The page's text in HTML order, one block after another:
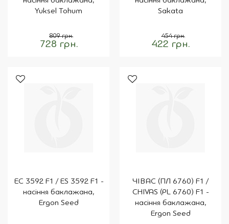
Yuksel Tohum
728 грн.
809 грн.
Sakata
422 грн.
454 грн.
ЕС 3592 F1 / ES 3592 F1 -
насіння баклажана,
Ergon Seed
ЧІВАС (ПЛ 6760) F1 /
CHIVAS (PL 6760) F1 -
насіння баклажана,
Ergon Seed